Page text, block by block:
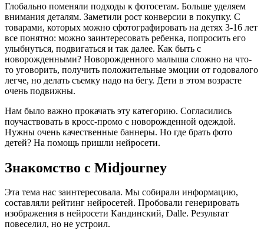
Глобально поменяли подходы к фотосетам. Больше уделяем
внимания деталям. Заметили рост конверсии в покупку. С
товарами, которых можно сфотографировать на детях 3-16 лет
все понятно: можно заинтересовать ребенка, попросить его
улыбнуться, подвигаться и так далее. Как быть с
новорожденными? Новорожденного малыша сложно на что-
то уговорить, получить положительные эмоции от годовалого
легче, но делать съемку надо на бегу. Дети в этом возрасте
очень подвижны.
Нам было важно прокачать эту категорию. Согласились
поучаствовать в кросс-промо с новорожденной одеждой.
Нужны очень качественные баннеры. Но где брать фото
детей? На помощь пришли нейросети.
Знакомство с Midjourney
Эта тема нас заинтересовала. Мы собирали информацию,
составляли рейтинг нейросетей. Пробовали генерировать
изображения в нейросети Кандинский, Dalle. Результат
повеселил, но не устроил.